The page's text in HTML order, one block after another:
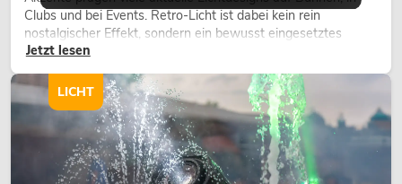
Clubs und bei Events. Retro-Licht ist dabei kein rein
nostalgischer Effekt, sondern ein bewusst eingesetztes
Gestaltungsmittel: Es schafft Atmosphäre, gibt Szenen
Charakter und kann technische LED-Setups emotionaler
wirken lassen.
Jetzt lesen
LICHT